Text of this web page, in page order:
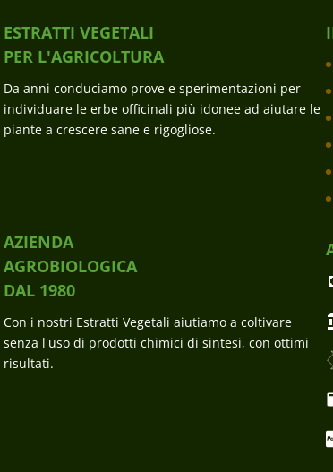
ESTRATTI VEGETALI
PER L'AGRICOLTURA
Da anni conduciamo prove e sperimentazioni per
individuare le erbe officinali più idonee ad aiutare le
piante a crescere sane e rigogliose.
AZIENDA
AGROBIOLOGICA
DAL 1980
Con i nostri Estratti Vegetali aiutiamo a coltivare
senza l'uso di prodotti chimici di sintesi, con ottimi
risultati.